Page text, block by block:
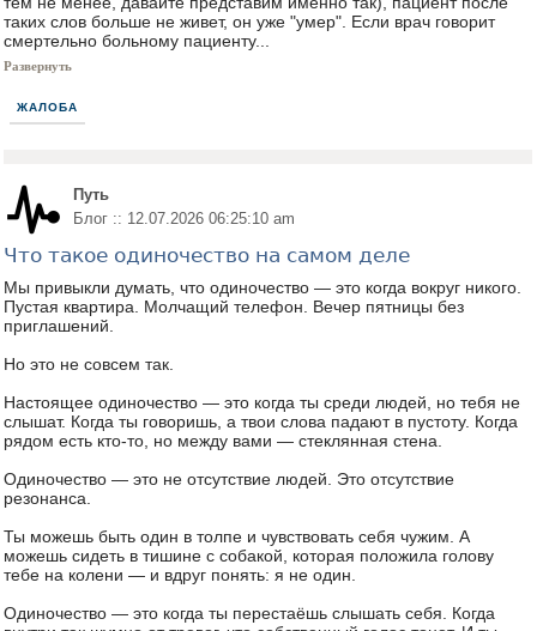
таких слов больше не живет, он уже "умер". Если врач говорит
смертельно больному пациенту...
Развернуть
ЖАЛОБА
Путь
Блог :: 12.07.2026 06:25:10 am
Что такое одиночество на самом деле
Мы привыкли думать, что одиночество — это когда вокруг никого.
Пустая квартира. Молчащий телефон. Вечер пятницы без
приглашений.
Но это не совсем так.
Настоящее одиночество — это когда ты среди людей, но тебя не
слышат. Когда ты говоришь, а твои слова падают в пустоту. Когда
рядом есть кто-то, но между вами — стеклянная стена.
Одиночество — это не отсутствие людей. Это отсутствие
резонанса.
Ты можешь быть один в толпе и чувствовать себя чужим. А
можешь сидеть в тишине с собакой, которая положила голову
тебе на колени — и вдруг понять: я не один.
Одиночество — это когда ты перестаёшь слышать себя. Когда